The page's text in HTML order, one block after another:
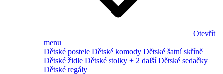
Otevřít
menu
Dětské postele Dětské komody Dětské šatní skříně
Dětské židle Dětské stolky + 2 další Dětské sedačky
Dětské regály